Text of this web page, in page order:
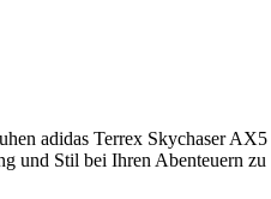
adidas Terrex Skychaser AX5
und Stil bei Ihren Abenteuern zu